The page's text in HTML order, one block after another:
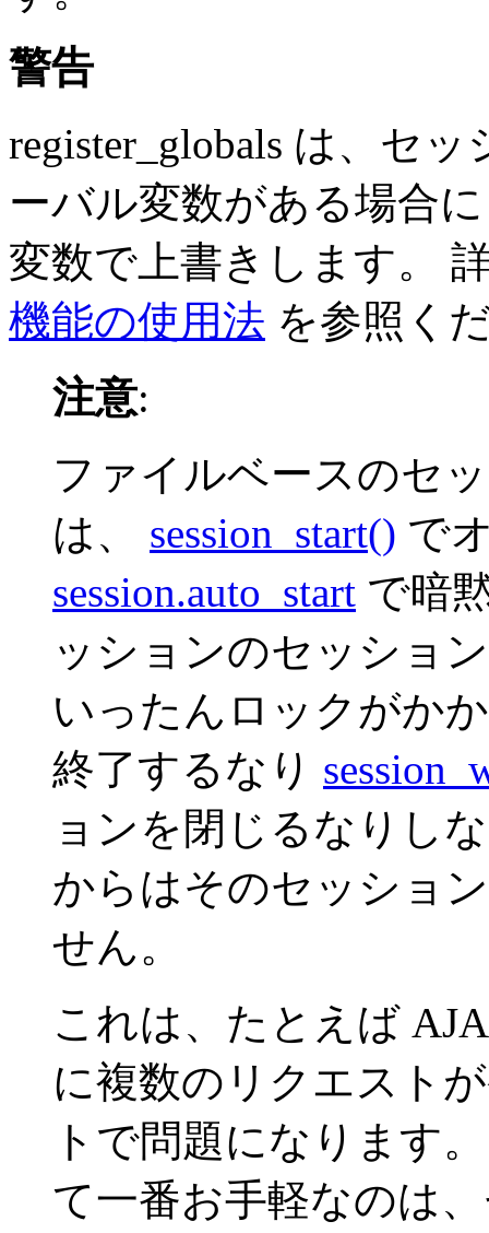
警告
register_globals は、セ
ーバル変数がある場合
変数で上書きします。
機能の使用法 を参照く
注意:
ファイルベースのセ
は、 session_start() で
session.auto_start で暗
ッションのセッショ
いったんロックがか
終了するなり
ョンを閉じるなりし
からはそのセッショ
せん。
これは、たとえば
に複数のリクエスト
トで問題になります
て一番お手軽なのは